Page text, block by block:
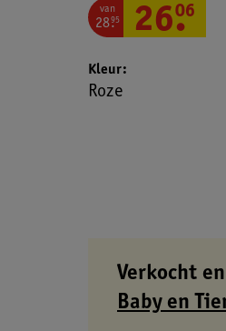
van
28.
95 26.
06
Kleur
Roze
Verkocht
Baby en